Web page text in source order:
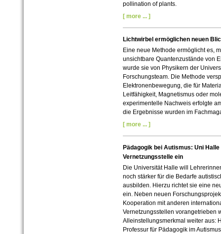
pollination of plants.
[ more ... ]
Lichtwirbel ermöglichen neuen
Eine neue Methode ermöglicht es,
unsichtbare Quantenzustände von
wurde sie von Physikern der
Forschungsteam. Die Methode
Elektronenbewegung, die für
Leitfähigkeit, Magnetismus oder
experimentelle Nachweis erfolgte
die Ergebnisse wurden im
[ more ... ]
Pädagogik bei Autismus: Uni
Vernetzungsstelle ein
Die Universität Halle will
noch stärker für die Bedarfe
ausbilden. Hierzu richtet sie eine
ein. Neben neuen
Kooperation mit anderen
Vernetzungsstellen vorangetrieben
Alleinstellungsmerkmal weiter aus:
Professur für Pädagogik im